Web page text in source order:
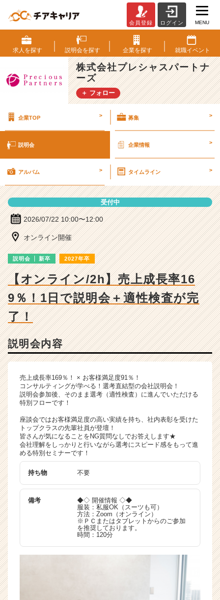
式
会
社
プ
レ
シ
ャ
ー
ー
詳
ベ
ン
ャ
ー・
成
カ
ウ
ト
届
く
就
活
サ
イ
ア
キ
ャ
リ
（C
会員登録 ログイン MENU
求人を探す 説明会を探す 企業を探す 就職イベント
株式会社プレシャスパートナ
ーズ
＋ フォロー
企業TOP > 募集 >
説明会 企業情報 >
アルバム > タイムライン >
受付中
2026/07/22 10:00〜12:00
オンライン開催
説明会 新卒 2027年卒
【オンライン/2h】売上成長率16
9％！1日で説明会＋適性検査が完
了！
説明会内容
売上成長率169％！ × お客様満足度91％！
コンサルティングが学べる！選考直結型の会社説明会！
説明会参加後、そのまま選考（適性検査）に進んでいただける
特別フローです！
座談会ではお客様満足度の高い実績を持ち、社内表彰を受けた
トップクラスの先輩社員が登壇！
皆さんが気になることをNG質問なしでお答えします★
会社理解をしっかりと行いながら選考にスピード感をもって進
める特別セミナーです！
持ち物 不要
備考
◆◇ 開催情報 ◇◆
服装：私服OK（スーツも可）
方法：Zoom（オンライン）
※ＰＣまたはタブレットからのご参加
を推奨しております。
時間：120分